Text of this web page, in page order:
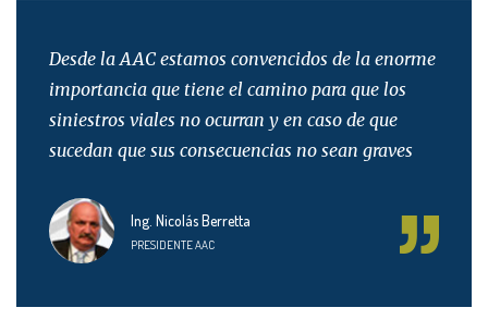
Desde la AAC estamos convencidos de la enorme
importancia que tiene el camino para que los
siniestros viales no ocurran y en caso de que
sucedan que sus consecuencias no sean graves
Ing. Nicolás Berretta
PRESIDENTE AAC